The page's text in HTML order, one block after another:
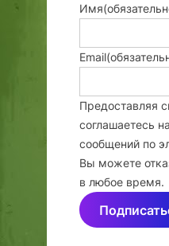
Имя
Email
Предоставляя
соглашаетесь
сообщений по
Вы можете
в любое время.